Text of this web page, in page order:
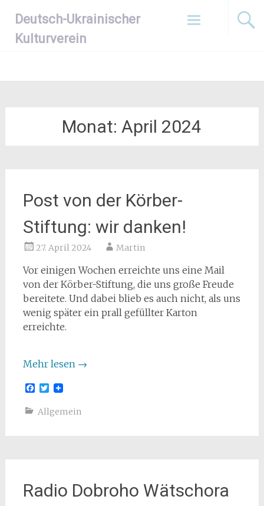
Inhalt
springen
Deutsch-Ukrainischer
Kulturverein
Monat:April 2024
Post von der Körber-
Stiftung: wir danken!
27. April 2024 Martin
Vor einigen Wochen erreichte uns eine Mail
von der Körber-Stiftung, die uns große Freude
bereitete. Und dabei blieb es auch nicht, als uns
wenig später ein prall gefüllter Karton
erreichte.
Mehr lesen →
Facebook
Twitter
Allgemein
Radio Dobroho Wätschora